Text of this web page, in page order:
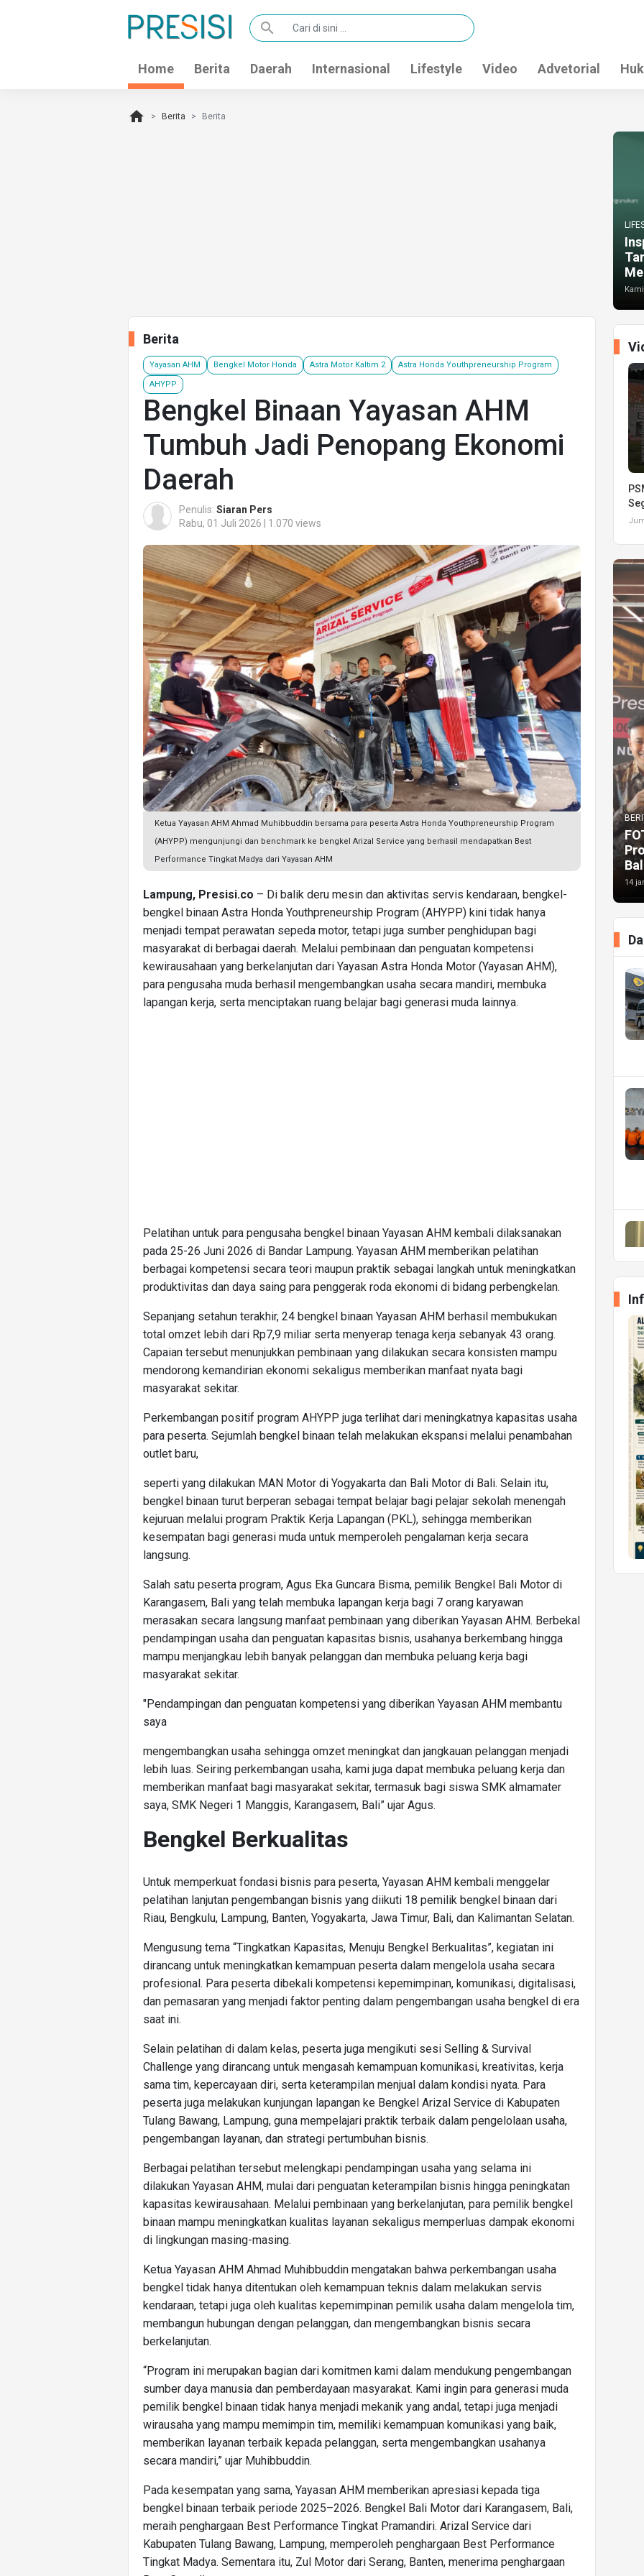
search
Home Berita Daerah Internasional Lifestyle Video Advetorial
home Berita Berita
Berita
Yayasan AHM Bengkel Motor Honda Astra Motor Kaltim 2 Astra Honda Youthpreneurship Program
AHYPP
Bengkel Binaan Yayasan AHM
Tumbuh Jadi Penopang Ekonomi
Daerah
Penulis: Siaran Pers
Rabu, 01 Juli 2026 | 1.070 views
Ketua Yayasan AHM Ahmad Muhibbuddin bersama para peserta Astra Honda Youthpreneurship Program
(AHYPP) mengunjungi dan benchmark ke bengkel Arizal Service yang berhasil mendapatkan Best
Performance Tingkat Madya dari Yayasan AHM
Lampung, Presisi.co – Di balik deru mesin dan aktivitas servis kendaraan, bengkel-
bengkel binaan Astra Honda Youthpreneurship Program (AHYPP) kini tidak hanya
menjadi tempat perawatan sepeda motor, tetapi juga sumber penghidupan bagi
masyarakat di berbagai daerah. Melalui pembinaan dan penguatan kompetensi
kewirausahaan yang berkelanjutan dari Yayasan Astra Honda Motor (Yayasan AHM),
para pengusaha muda berhasil mengembangkan usaha secara mandiri, membuka
lapangan kerja, serta menciptakan ruang belajar bagi generasi muda lainnya.
Pelatihan untuk para pengusaha bengkel binaan Yayasan AHM kembali dilaksanakan
pada 25-26 Juni 2026 di Bandar Lampung. Yayasan AHM memberikan pelatihan
berbagai kompetensi secara teori maupun praktik sebagai langkah untuk meningkatkan
produktivitas dan daya saing para penggerak roda ekonomi di bidang perbengkelan.
Sepanjang setahun terakhir, 24 bengkel binaan Yayasan AHM berhasil membukukan
total omzet lebih dari Rp7,9 miliar serta menyerap tenaga kerja sebanyak 43 orang.
Capaian tersebut menunjukkan pembinaan yang dilakukan secara konsisten mampu
mendorong kemandirian ekonomi sekaligus memberikan manfaat nyata bagi
masyarakat sekitar.
Perkembangan positif program AHYPP juga terlihat dari meningkatnya kapasitas usaha
para peserta. Sejumlah bengkel binaan telah melakukan ekspansi melalui penambahan
outlet baru,
seperti yang dilakukan MAN Motor di Yogyakarta dan Bali Motor di Bali. Selain itu,
bengkel binaan turut berperan sebagai tempat belajar bagi pelajar sekolah menengah
kejuruan melalui program Praktik Kerja Lapangan (PKL), sehingga memberikan
kesempatan bagi generasi muda untuk memperoleh pengalaman kerja secara
langsung.
Salah satu peserta program, Agus Eka Guncara Bisma, pemilik Bengkel Bali Motor di
Karangasem, Bali yang telah membuka lapangan kerja bagi 7 orang karyawan
merasakan secara langsung manfaat pembinaan yang diberikan Yayasan AHM. Berbekal
pendampingan usaha dan penguatan kapasitas bisnis, usahanya berkembang hingga
mampu menjangkau lebih banyak pelanggan dan membuka peluang kerja bagi
masyarakat sekitar.
"Pendampingan dan penguatan kompetensi yang diberikan Yayasan AHM membantu
saya
mengembangkan usaha sehingga omzet meningkat dan jangkauan pelanggan menjadi
lebih luas. Seiring perkembangan usaha, kami juga dapat membuka peluang kerja dan
memberikan manfaat bagi masyarakat sekitar, termasuk bagi siswa SMK almamater
saya, SMK Negeri 1 Manggis, Karangasem, Bali” ujar Agus.
Bengkel Berkualitas
Untuk memperkuat fondasi bisnis para peserta, Yayasan AHM kembali menggelar
pelatihan lanjutan pengembangan bisnis yang diikuti 18 pemilik bengkel binaan dari
Riau, Bengkulu, Lampung, Banten, Yogyakarta, Jawa Timur, Bali, dan Kalimantan Selatan.
Mengusung tema “Tingkatkan Kapasitas, Menuju Bengkel Berkualitas”, kegiatan ini
dirancang untuk meningkatkan kemampuan peserta dalam mengelola usaha secara
profesional. Para peserta dibekali kompetensi kepemimpinan, komunikasi, digitalisasi,
dan pemasaran yang menjadi faktor penting dalam pengembangan usaha bengkel di era
saat ini.
Selain pelatihan di dalam kelas, peserta juga mengikuti sesi Selling & Survival
Challenge yang dirancang untuk mengasah kemampuan komunikasi, kreativitas, kerja
sama tim, kepercayaan diri, serta keterampilan menjual dalam kondisi nyata. Para
peserta juga melakukan kunjungan lapangan ke Bengkel Arizal Service di Kabupaten
Tulang Bawang, Lampung, guna mempelajari praktik terbaik dalam pengelolaan usaha,
pengembangan layanan, dan strategi pertumbuhan bisnis.
Berbagai pelatihan tersebut melengkapi pendampingan usaha yang selama ini
dilakukan Yayasan AHM, mulai dari penguatan keterampilan bisnis hingga peningkatan
kapasitas kewirausahaan. Melalui pembinaan yang berkelanjutan, para pemilik bengkel
binaan mampu meningkatkan kualitas layanan sekaligus memperluas dampak ekonomi
di lingkungan masing-masing.
Ketua Yayasan AHM Ahmad Muhibbuddin mengatakan bahwa perkembangan usaha
bengkel tidak hanya ditentukan oleh kemampuan teknis dalam melakukan servis
kendaraan, tetapi juga oleh kualitas kepemimpinan pemilik usaha dalam mengelola tim,
membangun hubungan dengan pelanggan, dan mengembangkan bisnis secara
berkelanjutan.
“Program ini merupakan bagian dari komitmen kami dalam mendukung pengembangan
sumber daya manusia dan pemberdayaan masyarakat. Kami ingin para generasi muda
pemilik bengkel binaan tidak hanya menjadi mekanik yang andal, tetapi juga menjadi
wirausaha yang mampu memimpin tim, memiliki kemampuan komunikasi yang baik,
memberikan layanan terbaik kepada pelanggan, serta mengembangkan usahanya
secara mandiri,” ujar Muhibbuddin.
Pada kesempatan yang sama, Yayasan AHM memberikan apresiasi kepada tiga
bengkel binaan terbaik periode 2025–2026. Bengkel Bali Motor dari Karangasem, Bali,
meraih penghargaan Best Performance Tingkat Pramandiri. Arizal Service dari
Kabupaten Tulang Bawang, Lampung, memperoleh penghargaan Best Performance
Tingkat Madya. Sementara itu, Zul Motor dari Serang, Banten, menerima penghargaan
14